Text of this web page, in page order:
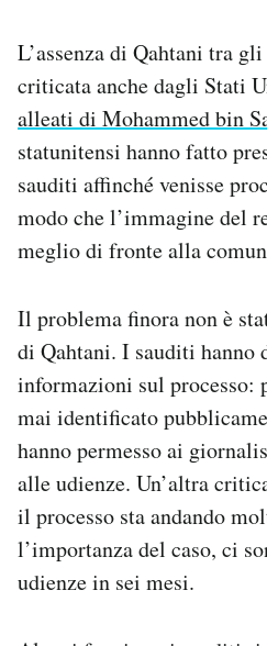
L’assenza di Qahtani tra
criticata anche dagli Stati
alleati di Mohammed bin
statunitensi hanno fatto
sauditi affinché venisse
modo che l’immagine del
meglio di fronte alla
Il problema finora non è
di Qahtani. I sauditi hanno
informazioni sul processo:
mai identificato
hanno permesso ai
alle udienze. Un’altra
il processo sta andando
l’importanza del caso, ci
udienze in sei mesi.